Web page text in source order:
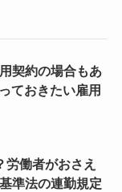
契約の場合もあ
ておきたい雇用
労働者がおさえ
準法の連勤規定